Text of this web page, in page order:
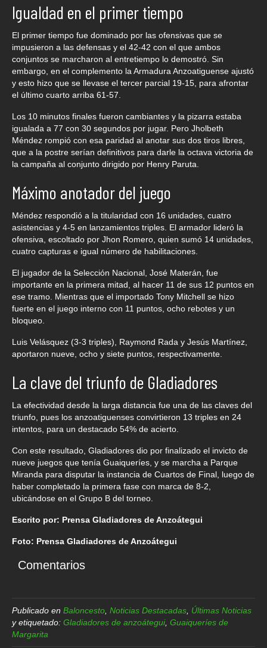
Igualdad en el primer tiempo
El primer tiempo fue dominado por las ofensivas que se
impusieron a las defensas y el 42-42 con el que ambos
conjuntos se marcharon al entretiempo lo demostró. Sin
embargo, en el complemento la Armadura Anzoatiguense ajustó
y esto hizo que se llevase el tercer parcial 19-15, para afrontar
el último cuarto arriba 61-57.
Los 10 minutos finales fueron cambiantes y la pizarra estaba
igualada a 77 con 30 segundos por jugar. Pero Jholbeth
Méndez rompió con esa paridad al anotar sus dos tiros libres,
que a la postre serían definitivos para darle la octava victoria de
la campaña al conjunto dirigido por Henry Paruta.
Máximo anotador del juego
Méndez respondió a la titularidad con 16 unidades, cuatro
asistencias y 4-5 en lanzamientos triples. El armador lideró la
ofensiva, escoltado por Jhon Romero, quien sumó 14 unidades,
cuatro capturas e igual número de habilitaciones.
El jugador de la Selección Nacional, José Materán, fue
importante en la primera mitad, al hacer 11 de sus 12 puntos en
ese tramo. Mientras que el importado Tony Mitchell se hizo
fuerte en el juego interno con 11 puntos, ocho rebotes y un
bloqueo.
Luis Velásquez (3-3 triples), Raymond Rada y Jesús Martínez,
aportaron nueve, ocho y siete puntos, respectivamente.
La clave del triunfo de Gladiadores
La efectividad desde la larga distancia fue una de las claves del
triunfo, pues los anzoatiguenses convirtieron 13 triples en 24
intentos, para un destacado 54% de acierto.
Con este resultado, Gladiadores dio por finalizado el invicto de
nueve juegos que tenía Guaiqueríes, y se marcha a Parque
Miranda para disputar la instancia de Cuartos de Final, luego de
haber completado la primera fase con marca de 8-2,
ubicándose en el Grupo B del torneo.
Escrito por: Prensa Gladiadores de Anzoátegui
Foto: Prensa Gladiadores de Anzoátegui
Comentarios
Publicado en Baloncesto Noticias Destacadas Últimas Noticias
y etiquetado: Gladiadores de anzoátegui, Guaiqueríes de
Margarita